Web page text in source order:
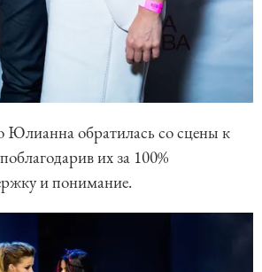
Юлианна обратилась со сцены к
их за 100%
и понимание.